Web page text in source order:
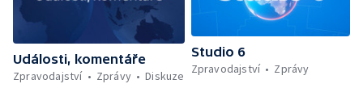
Události, komentáře
Zpravodajství
Zprávy Diskuze
Studio 6
Zpravodajství
Zprávy